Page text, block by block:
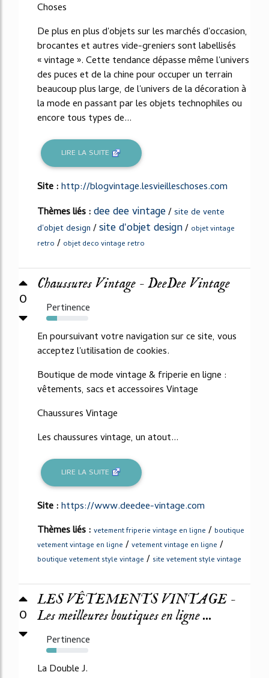
Choses
De plus en plus d'objets sur les marchés d'occasion,
brocantes et autres vide-greniers sont labellisés
« vintage ». Cette tendance dépasse même l'univers
des puces et de la chine pour occuper un terrain
beaucoup plus large, de l'univers de la décoration à
la mode en passant par les objets technophiles ou
encore tous types de...
LIRE LA SUITE
Site :http://blogvintage.lesvieilleschoses.com
Thèmes liés :dee dee vintage/site de vente
d'objet design /site d'objet design/ objet vintage
retro / objet deco vintage retro
0
Chaussures Vintage - DeeDee Vintage
Pertinence
25%
En poursuivant votre navigation sur ce site, vous
acceptez l'utilisation de cookies.
Boutique de mode vintage & friperie en ligne :
vêtements, sacs et accessoires Vintage
Chaussures Vintage
Les chaussures vintage, un atout...
LIRE LA SUITE
Site :https://www.deedee-vintage.com
Thèmes liés : vetement friperie vintage en ligne / boutique
vetement vintage en ligne / vetement vintage en ligne /
boutique vetement style vintage / site vetement style vintage
0
LES VÊTEMENTS VINTAGE -
Les meilleures boutiques en ligne ...
Pertinence
24%
La Double J.